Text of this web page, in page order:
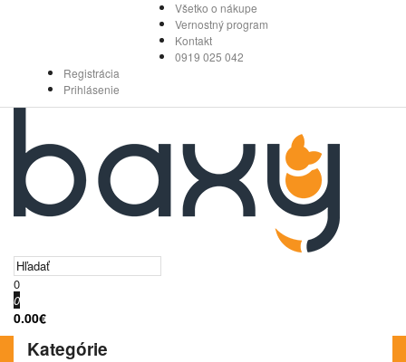
Všetko o nákupe
Vernostný program
Kontakt
0919 025 042
Registrácia
Prihlásenie
0
0
0.00€
Kategórie